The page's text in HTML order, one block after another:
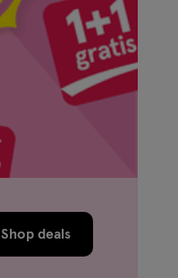
Shop deals